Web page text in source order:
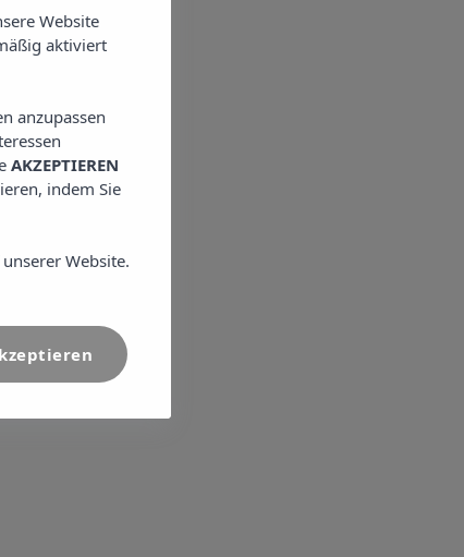
Website
aktiviert
anzupassen
AKZEPTIEREN
indem Sie
Website.